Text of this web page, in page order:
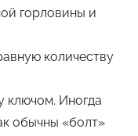
горловины и
количеству
ключом. Иногда
обычны «болт»